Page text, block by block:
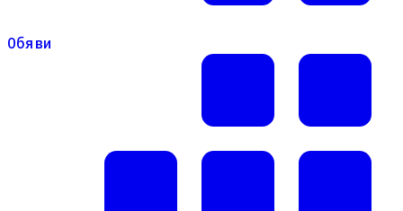
Обяви